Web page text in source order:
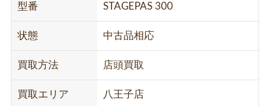
型番 STAGEPAS 300
状態 中古品相応
買取方法 店頭買取
買取エリア 八王子店